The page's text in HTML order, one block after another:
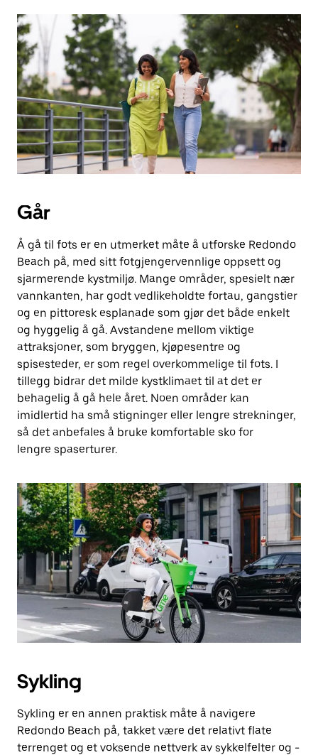
Trykk
på
Esc-
knappen
for
å
lukke
kalenderen.
Går
Å gå til fots er en utmerket måte å utforske Redondo
Beach på, med sitt fotgjengervennlige oppsett og
sjarmerende kystmiljø. Mange områder, spesielt nær
vannkanten, har godt vedlikeholdte fortau, gangstier
og en pittoresk esplanade som gjør det både enkelt
og hyggelig å gå. Avstandene mellom viktige
attraksjoner, som bryggen, kjøpesentre og
spisesteder, er som regel overkommelige til fots. I
tillegg bidrar det milde kystklimaet til at det er
behagelig å gå hele året. Noen områder kan
imidlertid ha små stigninger eller lengre strekninger,
så det anbefales å bruke komfortable sko for
lengre spaserturer.
Sykling
Sykling er en annen praktisk måte å navigere
Redondo Beach på, takket være det relativt flate
terrenget og et voksende nettverk av sykkelfelter og -